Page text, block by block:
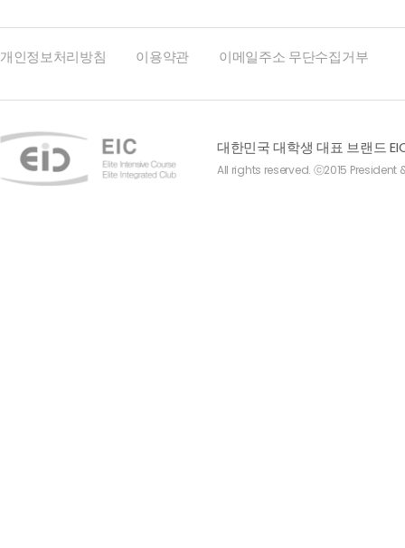
개인정보처리방침 이용약관 이메일주소 무단수집거부
대한민국 대학생 대표 브랜드
All rights reserved. ⓒ2015